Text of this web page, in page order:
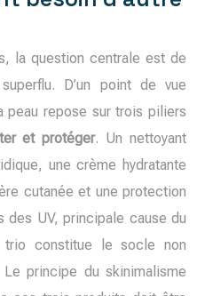
la question centrale est de
D’un point de vue
peau repose sur trois piliers
et protéger. Un nettoyant
une crème hydratante
cutanée et une protection
des UV, principale cause du
trio constitue le socle non
Le principe du skinimalisme